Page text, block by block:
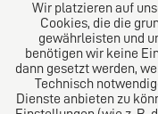
Über uns
Das Kanzlei-
Welt. Für den
Wir platzieren auf
Cookies, die die
gewährleisten und
benötigen wir keine
dann gesetzt werden,
Technisch
Dienste anbieten zu